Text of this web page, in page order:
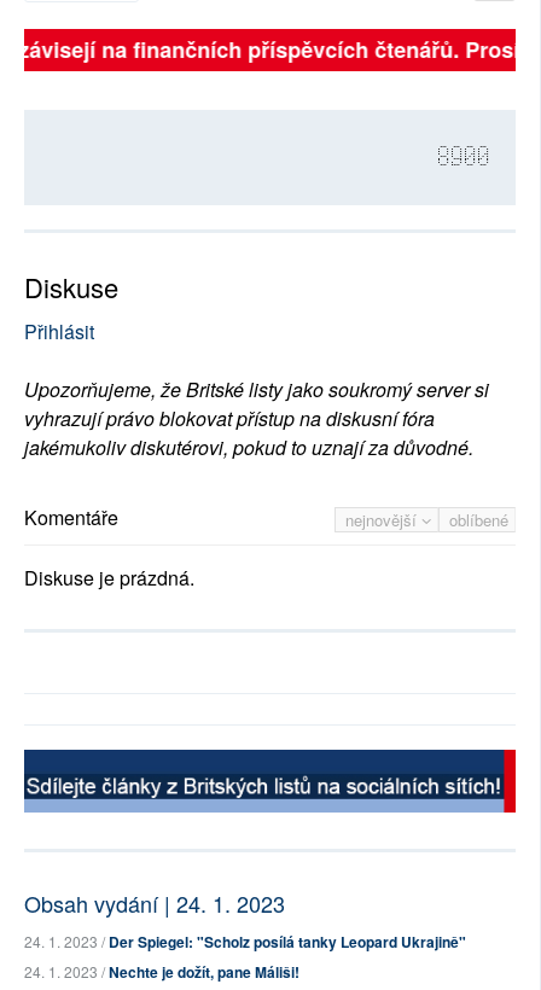
na finančních příspěvcích čtenářů.
8900
Diskuse
Přihlásit
Upozorňujeme, že Britské listy jako soukromý server si
vyhrazují právo blokovat přístup na diskusní fóra
jakémukoliv diskutérovi, pokud to uznají za důvodné.
nejnovější oblíbené
Komentáře
Diskuse je prázdná.
Obsah vydání | 24. 1. 2023
24. 1. 2023 /Der Spiegel: "Scholz posílá tanky Leopard Ukrajině"
24. 1. 2023 /Nechte je dožít, pane Máliši!